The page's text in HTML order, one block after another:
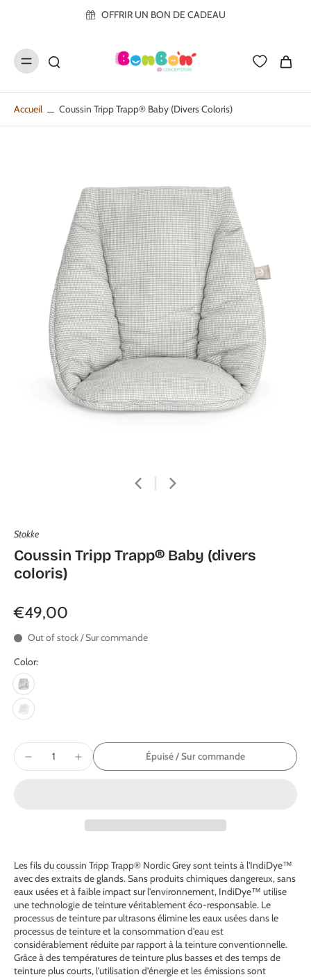
OFFRIR UN BON DE CADEAU
Accueil Coussin Tripp Trapp® Baby (divers Coloris)
Stokke
Coussin Tripp Trapp® Baby (divers
coloris)
€49,00
Out of stock / Sur commande
Color:
Épuisé / Sur commande
Les fils du coussin Tripp Trapp® Nordic Grey sont teints à l'IndiDye™
avec des extraits de glands. Sans produits chimiques dangereux, sans
eaux usées et à faible impact sur l'environnement, IndiDye™ utilise
une technologie de teinture véritablement éco-responsable. Le
processus de teinture par ultrasons élimine les eaux usées dans le
processus de teinture et la consommation d'eau est
considérablement réduite par rapport à la teinture conventionnelle.
Grâce à des températures de teinture plus basses et des temps de
teinture plus courts, l'utilisation d'énergie et les émissions sont